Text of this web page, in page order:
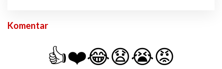
Komentar
👍❤️😂😧😭😡